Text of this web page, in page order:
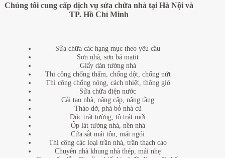
Chúng tôi cung cấp dịch vụ sửa chữa nhà tại Hà Nội và
TP. Hồ Chí Minh
Sửa chữa các hạng mục theo yêu cầu
Sơn nhà, sơn bả matit
Giấy dán tường nhà
Thi công chống thấm, chống dột, chống nứt
Thi công chống nóng, cách nhiệt, thông gió
Sửa chữa điện nước
Cải tạo nhà, nâng cấp, nâng tầng
Tháo dỡ, phá bỏ nhà cũ
Dóc trát tường, tô trát mới
Ốp lát tường nhà, nền nhà
Cửa sắt mái tôn, mái ngói
Thi công các loại trần nhà, trần thạch cao
Chuyên nhà khung nhà thép, mái nhẹ